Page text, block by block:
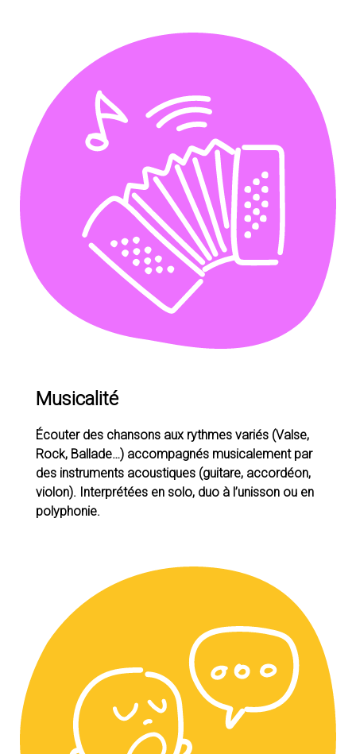
Musicalité
Écouter des chansons aux rythmes variés (Valse,
Rock, Ballade…) accompagnés musicalement par
des instruments acoustiques (guitare, accordéon,
violon). Interprétées en solo, duo à l’unisson ou en
polyphonie.